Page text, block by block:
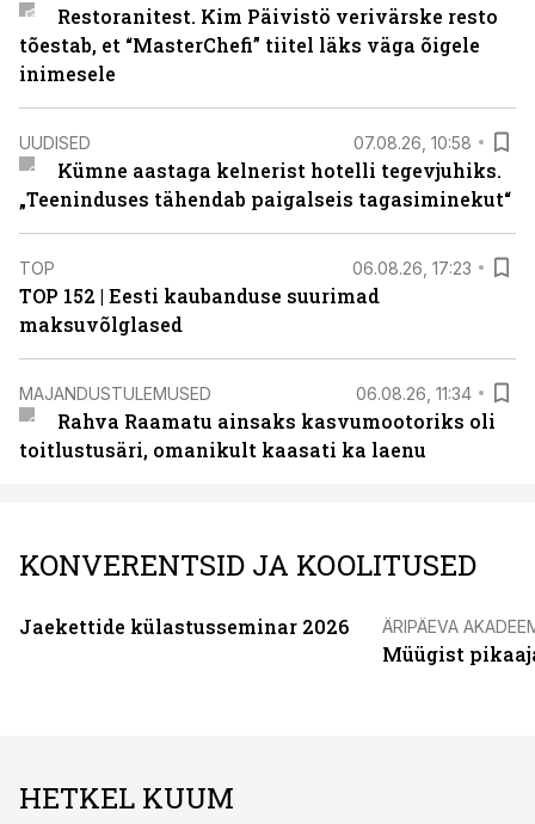
Restoranitest. Kim Päivistö verivärske resto
tõestab, et “MasterChefi” tiitel läks väga õigele
inimesele
UUDISED 07.08.26, 10:58
Kümne aastaga kelnerist hotelli tegevjuhiks.
„Teeninduses tähendab paigalseis tagasiminekut“
TOP 06.08.26, 17:23
TOP 152 | Eesti kaubanduse suurimad
maksuvõlglased
MAJANDUSTULEMUSED 06.08.26, 11:34
Rahva Raamatu ainsaks kasvumootoriks oli
toitlustusäri, omanikult kaasati ka laenu
KONVERENTSID JA KOOLITUSED
Jaekettide külastusseminar 2026 ÄRIPÄEVA
Müügist
HETKEL KUUM